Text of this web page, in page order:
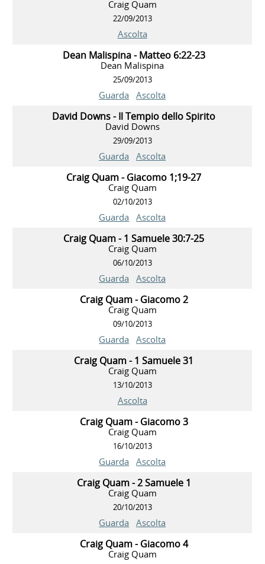
Craig Quam
22/09/2013
Ascolta
Dean Malispina - Matteo 6:22-23
Dean Malispina
25/09/2013
Guarda Ascolta
David Downs - Il Tempio dello Spirito
David Downs
29/09/2013
Guarda Ascolta
Craig Quam - Giacomo 1;19-27
Craig Quam
02/10/2013
Guarda Ascolta
Craig Quam - 1 Samuele 30:7-25
Craig Quam
06/10/2013
Guarda Ascolta
Craig Quam - Giacomo 2
Craig Quam
09/10/2013
Guarda Ascolta
Craig Quam - 1 Samuele 31
Craig Quam
13/10/2013
Ascolta
Craig Quam - Giacomo 3
Craig Quam
16/10/2013
Guarda Ascolta
Craig Quam - 2 Samuele 1
Craig Quam
20/10/2013
Guarda Ascolta
Craig Quam - Giacomo 4
Craig Quam